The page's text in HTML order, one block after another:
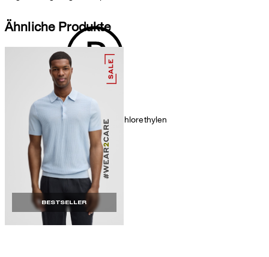
chemische Reinigung mit Perchlorethylen
Ähnliche Produkte
BESTSELLER